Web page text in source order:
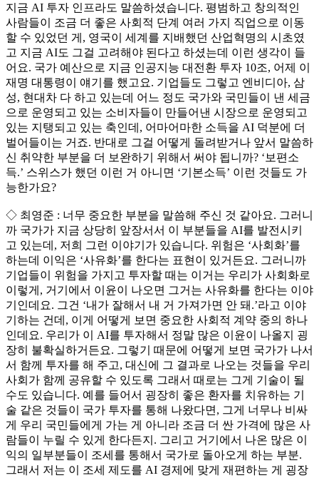
지금 AI 투자 인프라도 말씀하셨습니다. 평범하고 창의적인
사람들이 조금 더 좋은 사회적 단계 여러 가지 직업으로 이동
할 수 있었던 게, 영국이 세계를 지배했던 산업혁명의 시초였
고 지금 AI도 그걸 고려해야 된다고 하셨는데 이런 생각이 들
어요. 국가 예산으로 지금 인공지능 대전환 투자 10조, 어제 이
재명 대통령이 얘기를 했고요. 기업들도 그렇고 엔비디아, 삼
성, 현대차 다 하고 있는데 어느 정도 국가와 국민들이 낸 세금
으로 운영되고 있는 소비자들이 만들어낸 시장으로 운영되고
있는 지탱되고 있는 축인데, 어마어마한 소득을 AI 덕분에 더
벌어들이는 거죠. 반대로 그걸 어떻게 돌려받거나 앞서 말씀하
신 취약한 부분을 더 보완하기 위해서 써야 됩니까? ‘보편소
득.’ 스위스가 했던 이런 거 아니면 ‘기본소득’ 이런 것들도 가
능한가요?
◇ 최영준 : 너무 중요한 부분을 말씀해 주신 것 같아요. 그러니
까 국가가 지금 상당히 앞장서서 이 부분들을 AI를 발전시키
고 있는데, 저희 그런 이야기가 있습니다. 위험은 ‘사회화’를
하는데 이익은 ‘사유화’를 한다는 표현이 있거든요. 그러니까
기업들이 위험을 가지고 투자할 때는 이거는 우리가 사회화로
이렇게, 거기에서 이윤이 나오면 그거는 사유화를 한다는 이야
기인데요. 그건 ‘내가 잘해서 내 거 가져가면 안 돼.’라고 이야
기하는 건데, 이게 어떻게 보면 중요한 사회적 계약 중의 하나
인데요. 우리가 이 AI를 투자해서 정말 많은 이윤이 나올지 굉
장히 불확실하거든요. 그렇기 때문에 어떻게 보면 국가가 나서
서 함께 투자를 해 주고, 대신에 그 결과로 나오는 것들을 우리
사회가 함께 공유할 수 있도록 그래서 때로는 그게 기술이 될
수도 있습니다. 예를 들어서 굉장히 좋은 환자를 치유하는 기
술 같은 것들이 국가 투자를 통해 나왔다면, 그게 너무나 비싸
게 우리 국민들에게 가는 게 아니라 조금 더 싼 가격에 많은 사
람들이 누릴 수 있게 한다든지. 그리고 거기에서 나온 많은 이
익의 일부분들이 조세를 통해서 국가로 돌아오게 하는 부분.
그래서 저는 이 조세 제도를 AI 경제에 맞게 재편하는 게 굉장